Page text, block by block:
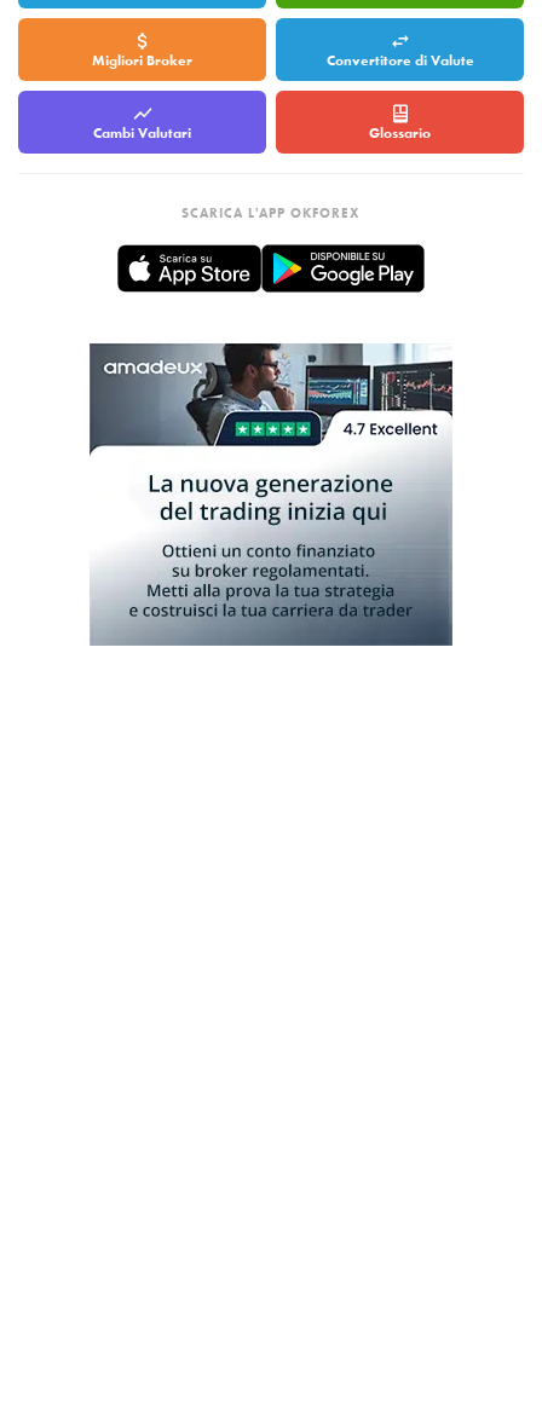
Migliori Broker Convertitore di Valute
Cambi Valutari Glossario
SCARICA L'APP OKFOREX